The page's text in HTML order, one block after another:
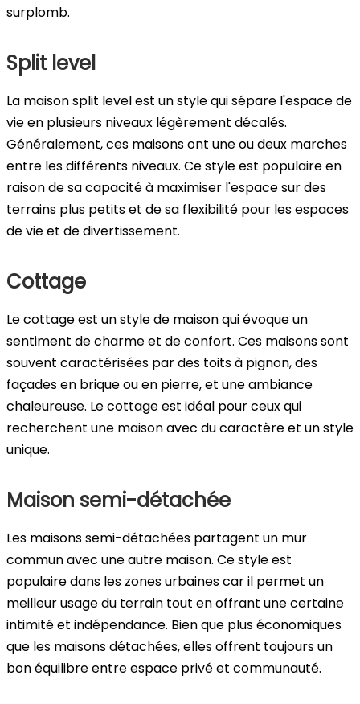
surplomb.
Split level
La maison split level est un style qui sépare l'espace de
vie en plusieurs niveaux légèrement décalés.
Généralement, ces maisons ont une ou deux marches
entre les différents niveaux. Ce style est populaire en
raison de sa capacité à maximiser l'espace sur des
terrains plus petits et de sa flexibilité pour les espaces
de vie et de divertissement.
Cottage
Le cottage est un style de maison qui évoque un
sentiment de charme et de confort. Ces maisons sont
souvent caractérisées par des toits à pignon, des
façades en brique ou en pierre, et une ambiance
chaleureuse. Le cottage est idéal pour ceux qui
recherchent une maison avec du caractère et un style
unique.
Maison semi-détachée
Les maisons semi-détachées partagent un mur
commun avec une autre maison. Ce style est
populaire dans les zones urbaines car il permet un
meilleur usage du terrain tout en offrant une certaine
intimité et indépendance. Bien que plus économiques
que les maisons détachées, elles offrent toujours un
bon équilibre entre espace privé et communauté.